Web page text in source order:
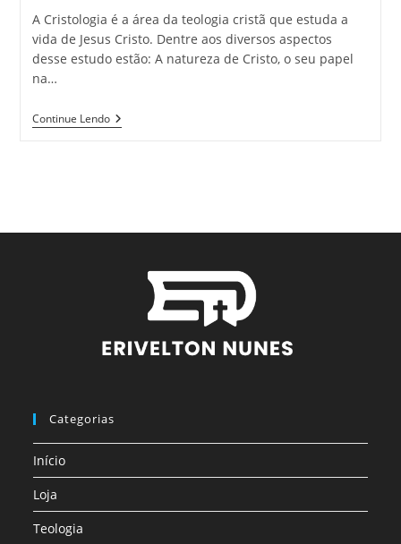
A Cristologia é a área da teologia cristã que estuda a
vida de Jesus Cristo. Dentre aos diversos aspectos
desse estudo estão: A natureza de Cristo, o seu papel
na…
Continue Lendo
Categorias
Início
Loja
Teologia